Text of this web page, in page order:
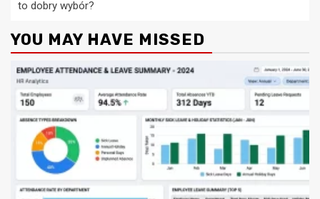
to dobry wybór?
YOU MAY HAVE MISSED